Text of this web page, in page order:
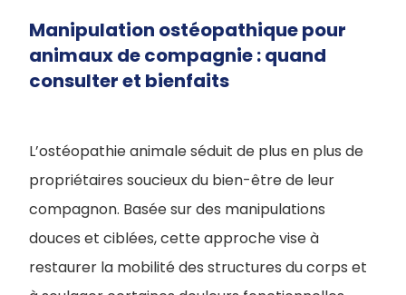
Manipulation ostéopathique pour
animaux de compagnie : quand
consulter et bienfaits
L’ostéopathie animale séduit de plus en plus de
propriétaires soucieux du bien-être de leur
compagnon. Basée sur des manipulations
douces et ciblées, cette approche vise à
restaurer la mobilité des structures du corps et